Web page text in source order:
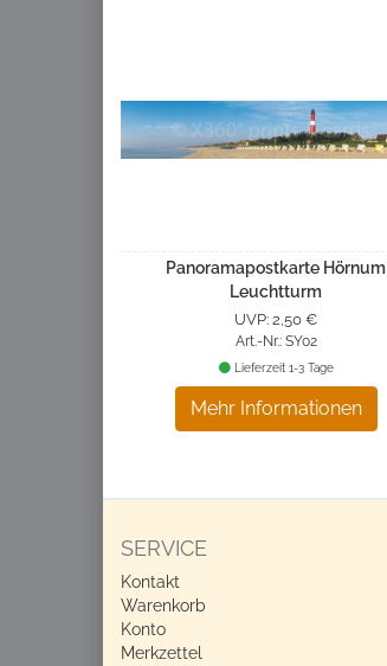
Panoramapostkarte Hörnum
Leuchtturm
UVP: 2,50 €
Art.-Nr.: SY02
Mehr Informationen
Lieferzeit 1-3 Tage
SERVICE
Kontakt
Warenkorb
Konto
Merkzettel